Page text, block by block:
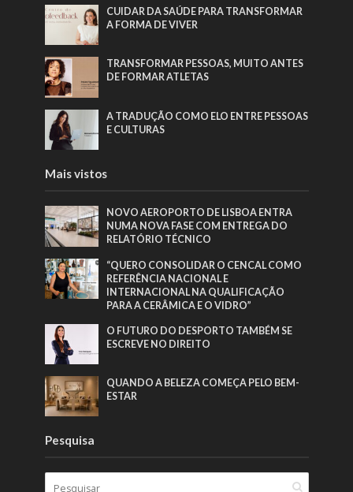
CUIDAR DA SAÚDE PARA TRANSFORMAR
A FORMA DE VIVER
TRANSFORMAR PESSOAS, MUITO ANTES
DE FORMAR ATLETAS
A TRADUÇÃO COMO ELO ENTRE PESSOAS
E CULTURAS
Mais vistos
NOVO AEROPORTO DE LISBOA ENTRA
NUMA NOVA FASE COM ENTREGA DO
RELATÓRIO TÉCNICO
“QUERO CONSOLIDAR O CENCAL COMO
REFERÊNCIA NACIONAL E
INTERNACIONAL NA QUALIFICAÇÃO
PARA A CERÂMICA E O VIDRO”
O FUTURO DO DESPORTO TAMBÉM SE
ESCREVE NO DIREITO
QUANDO A BELEZA COMEÇA PELO BEM-
ESTAR
Pesquisa